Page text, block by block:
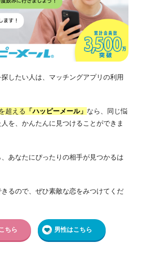
したい人は、マッチングアプリの利用
超える 「ハッピーメール」 なら、同じ悩
を、かんたんに見つけることができま
あなたにぴったりの相手が見つかるは
るので、ぜひ素敵な恋をみつけてくだ
ちら 男性はこちら